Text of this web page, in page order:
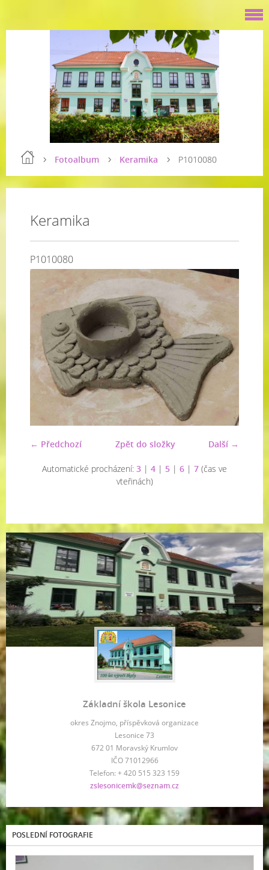
Fotoalbum Keramika P1010080
Keramika
P1010080
← Předchozí Další →
Zpět do složky
Automatické procházení: 3 | 4 | 5 | 6 | 7 (čas ve
vteřinách)
Základní škola Lesonice
okres Znojmo, příspěvková organizace
Lesonice 73
672 01 Moravský Krumlov
IČO 71012966
Telefon: + 420 515 323 159
zslesonicemk@seznam.cz
POSLEDNÍ FOTOGRAFIE